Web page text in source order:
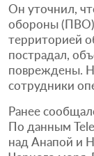
Он уточнил,
обороны (ПВО)
территорией
пострадал,
повреждены.
сотрудники
Ранее
По данным
над Анапой и